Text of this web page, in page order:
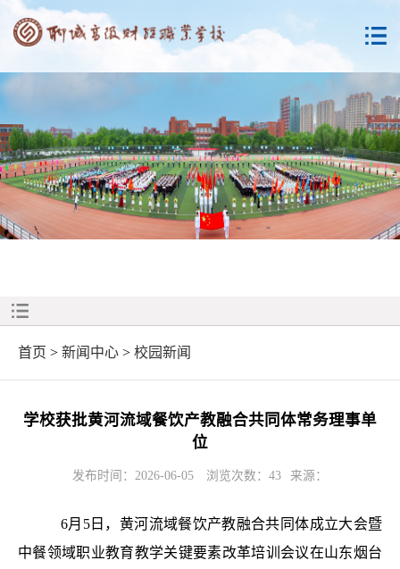
首页 > 新闻中心 > 校园新闻
学校获批黄河流域餐饮产教融合共同体常务理事单
位
发布时间：2026-06-05 浏览次数： 43 来源：
6月5日，黄河流域餐饮产教融合共同体成立大会暨
中餐领域职业教育教学关键要素改革培训会议在山东烟台